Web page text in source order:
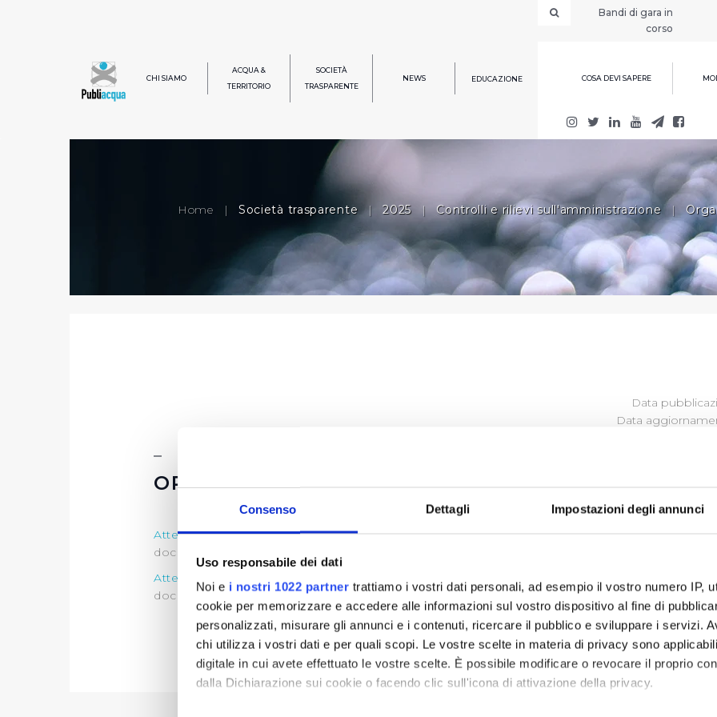
Consenso Dettagli Impostazioni degli annunci
Uso responsabile dei dati
Noi e i nostri 1022 partner trattiamo i vostri dati personali, ad esempio il vostro numero IP,
cookie per memorizzare e accedere alle informazioni sul vostro dispositivo al fine di
personalizzati, misurare gli annunci e i contenuti, ricercare il pubblico e sviluppare i servizi.
chi utilizza i vostri dati e per quali scopi. Le vostre scelte in materia di privacy sono
digitale in cui avete effettuato le vostre scelte. È possibile modificare o revocare il proprio
dalla Dichiarazione sui cookie o facendo clic sull'icona di attivazione della privacy.
Bandi di gara in
corso
CHI SIAMO
ACQUA &
TERRITORIO
SOCIETÀ
TRASPARENTE
NEWS EDUCAZIONE COSA DEVI SAPERE
Home | Società trasparente | 2025 | Controlli e rilievi sull'amministrazione |
Data
Data
ORGANI DI CONTROLLO CHE SVOLGE LA
Attestazione ODVsull'assolvimento degli obblighi di pubblicazione al 31/05/2026 per
documentazione)
Attestazione ODV
documentazione)